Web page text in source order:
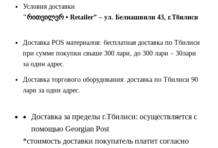
Условия доставки
"რითეილერ • Retailer” – ул. Белиашвили 43, г.Тбилиси
Доставка POS материалов: бесплатная доставка по Тбилиси
при сумме покупки свыше 300 лари, до 300 лари – 30лари
за один адрес.
Доставка торгового оборудования: доставка по Тбилиси 90
лари за один адрес.
Доставка за пределы г.Тбилиси: осуществляется с
помощью Georgian Post
*cтоимость доставки покупатель платит согласно